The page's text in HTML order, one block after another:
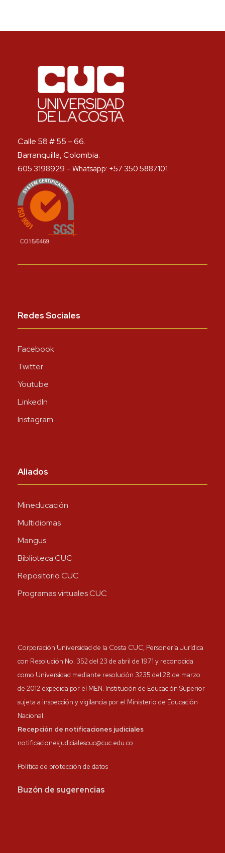
Calle 58 # 55 – 66.
Barranquilla, Colombia.
605 3198929 – Whatsapp: +57 350 5887101
Redes Sociales
Facebook
Twitter
Youtube
LinkedIn
Instagram
Aliados
Mineducación
Multidiomas
Mangus
Biblioteca CUC
Repositorio CUC
Programas virtuales CUC
Corporación Universidad de la Costa CUC, Personería Jurídica
con Resolución No. 352 del 23 de abril de 1971 y reconocida
como Universidad mediante resolución 3235 del 28 de marzo
de 2012 expedida por el MEN. Institución de Educación Superior
sujeta a inspección y vigilancia por el Ministerio de Educación
Nacional.
Recepción de notificaciones judiciales
notificacionesjudicialescuc@cuc.edu.co
Política de protección de datos
Buzón de sugerencias